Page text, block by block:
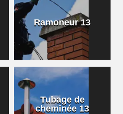
Ramoneur 13
Tubage de
cheminée 13